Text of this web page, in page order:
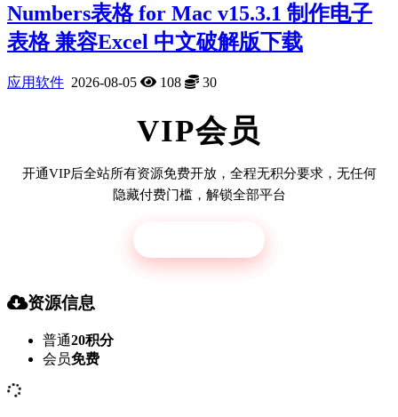
Numbers表格 for Mac v15.3.1 制作电子
表格 兼容Excel 中文破解版下载
应用软件 2026-08-05 108 30
VIP会员
开通VIP后全站所有资源免费开放，全程无积分要求，无任何
隐藏付费门槛，解锁全部平台
资源信息
普通20积分
会员免费